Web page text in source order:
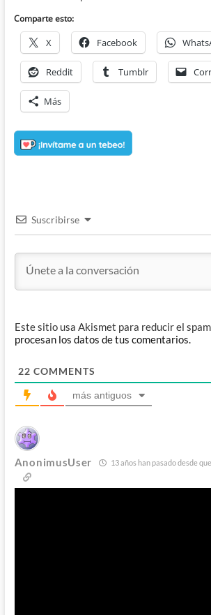
Comparte esto:
X Facebook
Reddit Tumblr
Más
Suscribirse
Este sitio usa Akismet para reducir el
procesan los datos de tus comentarios.
22 COMMENTS
más antiguos
AnonimusUser 13 años han pasado desde